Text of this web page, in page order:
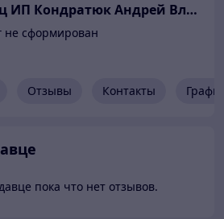
ИП Кондратюк Андрей
не сформирован
Отзывы Контакты
пока что нет отзывов.